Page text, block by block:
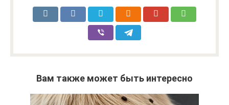
Вам также может быть интересно